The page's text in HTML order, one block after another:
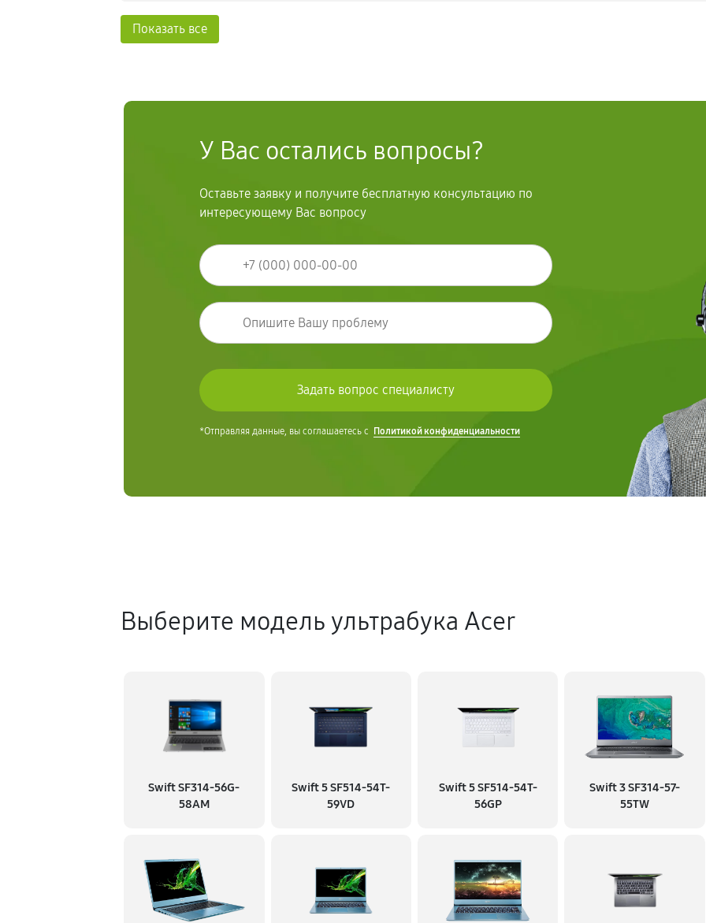
Показать все
У Вас остались вопросы?
Оставьте заявку и получите бесплатную консультацию по
интересующему Вас вопросу
*Отправляя данные, вы соглашаетесь с Политикой конфиденциальности
Выберите модель ультрабука Acer
Swift SF314-56G-
58AM
Swift 5 SF514-54T-
59VD
Swift 5 SF514-54T-
56GP
Swift 3 SF314-57-
55TW